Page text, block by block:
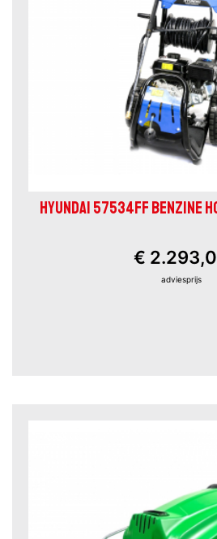
HYUNDAI 57534FF BENZINE
€
adviesprijs